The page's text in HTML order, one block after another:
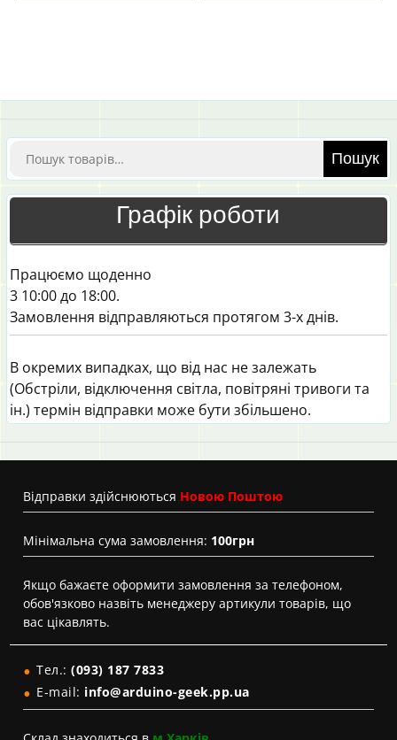
Шукати: Пошук
Графік роботи
Працюємо щоденно
3 10:00 до 18:00.
Замовлення відправляються протягом 3-х днів.
В окремих випадках, що від нас не залежать
(Обстріли, відключення світла, повітряні тривоги та
ін.) термін відправки може бути збільшено.
Вiдправки здійснюються Новою Поштою
Мінімальна сума замовлення: 100грн
Якщо бажаєте оформити замовлення за телефоном,
обов'язково назвіть менеджеру артикули товарів, що
вас цікавлять.
Тел.: (093) 187 7833
E-mail: info@arduino-geek.pp.ua